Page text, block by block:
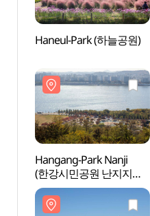
Haneul-Park (하늘공원)
Hangang-Park Nanji
(한강시민공원 난지지구
(난지한강공원))